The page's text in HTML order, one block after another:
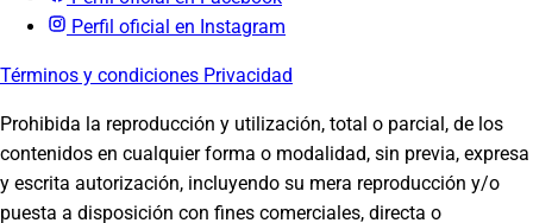
Perfil oficial en Instagram
Términos y condiciones Privacidad
Prohibida la reproducción y utilización, total o parcial, de los
contenidos en cualquier forma o modalidad, sin previa, expresa
y escrita autorización, incluyendo su mera reproducción y/o
puesta a disposición con fines comerciales, directa o